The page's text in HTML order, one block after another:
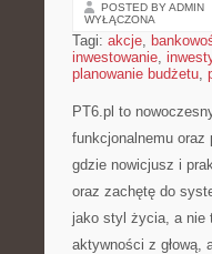
POSTED BY ADMIN
WYŁĄCZONA
Tagi: akcje,
inwestowanie,
planowanie budżetu,
PT6.pl to
funkcjonalnemu
gdzie nowicjusz i
oraz zachętę do
jako styl życia, a nie
aktywności z głową,